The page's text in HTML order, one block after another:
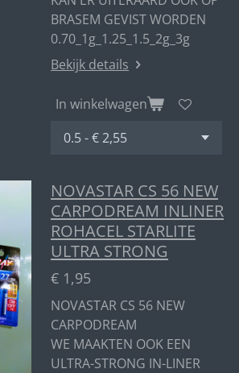
BRASEM GEVIST WORDEN
0.70_1g_1.25_1.5_2g_3g
Bekijk details
In winkelwagen
NOVASTAR CS 56 NEW
CARPODREAM INLINER
ROHACEL STARLITE
ULTRA STRONG
€ 1,95
NOVASTAR CS 56 NEW
CARPODREAM
WE MAAKTEN OOK EEN
ULTRA-STRONG IN-LINER